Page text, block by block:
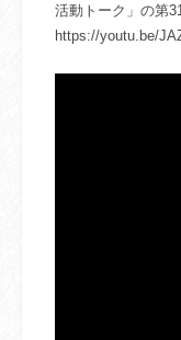
活動トーク」の第
https://youtu.be/